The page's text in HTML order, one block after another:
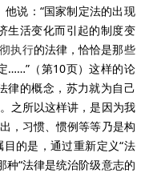
说：“国家制定法的出现
生活变化而引起的制度变
执行的法律，恰恰是那些
……”（第10页）这样的论
律的概念，苏力就为自己
之所以这样讲，是因为我
，习惯、惯例等等乃是构
的是，通过重新定义“法
种“法律是统治阶级意志的